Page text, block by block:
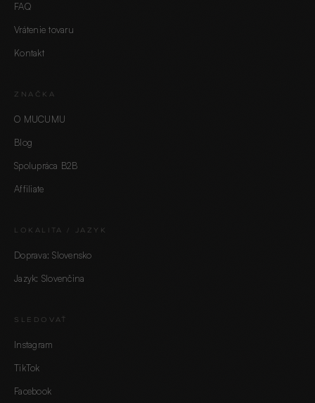
FAQ
Vrátenie tovaru
Kontakt
ZNAČKA
O MUCUMU
Blog
Spolupráca B2B
Affiliate
LOKALITA / JAZYK
Doprava: Slovensko
Jazyk: Slovenčina
SLEDOVAŤ
Instagram
TikTok
Facebook